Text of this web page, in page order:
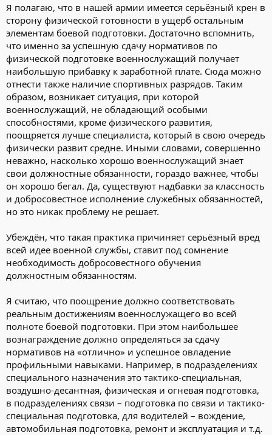
Я полагаю, что в нашей армии имеется серьёзный крен в
сторону физической готовности в ущерб остальным
элементам боевой подготовки. Достаточно вспомнить,
что именно за успешную сдачу нормативов по
физической подготовке военнослужащий получает
наибольшую прибавку к заработной плате. Сюда можно
отнести также наличие спортивных разрядов. Таким
образом, возникает ситуация, при которой
военнослужащий, не обладающий особыми
способностями, кроме физического развития,
поощряется лучше специалиста, который в свою очередь
физически развит средне. Иными словами, совершенно
неважно, насколько хорошо военнослужащий знает
свои должностные обязанности, гораздо важнее, чтобы
он хорошо бегал. Да, существуют надбавки за классность
и добросовестное исполнение служебных обязанностей,
но это никак проблему не решает.
Убеждён, что такая практика причиняет серьёзный вред
всей идее военной службы, ставит под сомнение
необходимость добросовестного обучения
должностным обязанностям.
Я считаю, что поощрение должно соответствовать
реальным достижениям военнослужащего во всей
полноте боевой подготовки. При этом наибольшее
вознаграждение должно определяться за сдачу
нормативов на «отлично» и успешное овладение
профильными навыками. Например, в подразделениях
специального назначения это тактико-специальная,
воздушно-десантная, физическая и огневая подготовка,
в подразделениях связи – подготовка по связи и тактико-
специальная подготовка, для водителей – вождение,
автомобильная подготовка, ремонт и эксплуатация и т.д.